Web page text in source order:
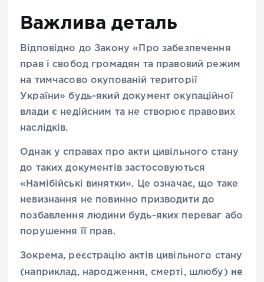
Важлива деталь
Відповідно до Закону «Про забезпечення
прав і свобод громадян та правовий режим
на тимчасово окупованій території
України» будь-який документ окупаційної
влади є недійсним та не створює правових
наслідків.
Однак у справах про акти цивільного стану
до таких документів застосовуються
«Намібійські винятки». Це означає, що таке
невизнання не повинно призводити до
позбавлення людини будь-яких переваг або
порушення її прав.
Зокрема, реєстрацію актів цивільного стану
(наприклад, народження, смерті, шлюбу) не